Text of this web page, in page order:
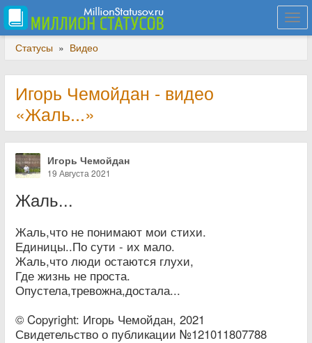
Статусы » Видео
Игорь Чемойдан - видео
«Жаль...»
Игорь Чемойдан
19 Августа 2021
Жаль...
Жаль,что не понимают мои стихи.
Единицы..По сути - их мало.
Жаль,что люди остаются глухи,
Где жизнь не проста.
Опустела,тревожна,достала...
© Copyright: Игорь Чемойдан, 2021
Свидетельство о публикации №121011807788